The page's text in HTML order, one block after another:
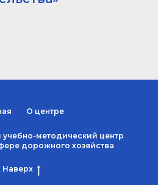
О центре
методический центр
дорожного хозяйства
Наверх